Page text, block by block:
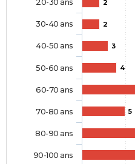
2
2
3
4
5
30-40 ans
40-50 ans
50-60 ans
60-70 ans
70-80 ans
80-90 ans
90-100 ans